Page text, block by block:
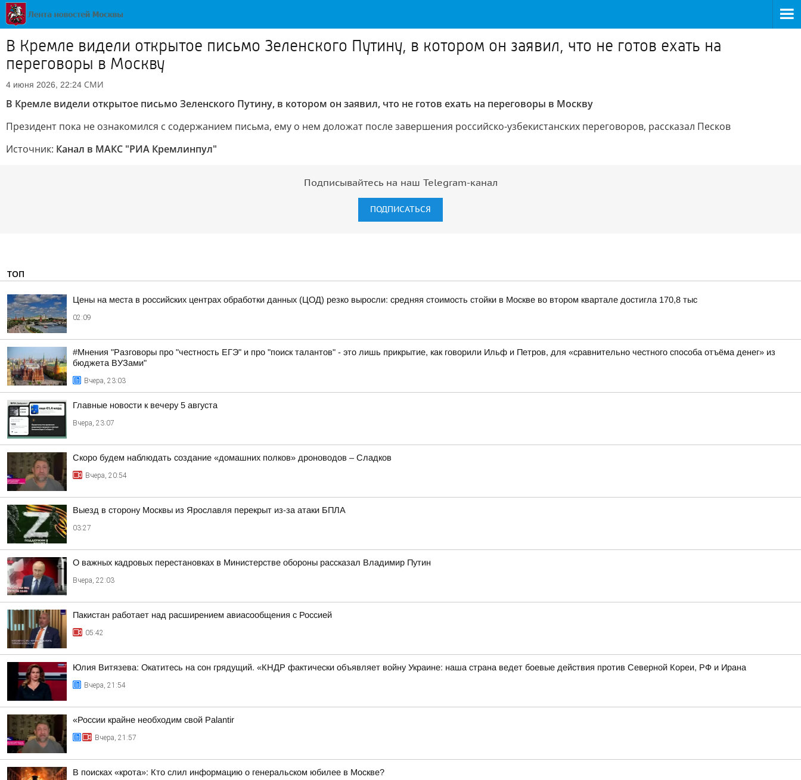
В Кремле видели открытое письмо Зеленского Путину, в котором он заявил, что не готов ехать на
переговоры в Москву
4 июня 2026, 22:24 СМИ
В Кремле видели открытое письмо Зеленского Путину, в котором он заявил, что не готов ехать на переговоры в Москву
Президент пока не ознакомился с содержанием письма, ему о нем доложат после завершения российско-узбекистанских переговоров, рассказал Песков
Источник: Канал в МАКС "РИА Кремлинпул"
Подписывайтесь на наш Telegram-канал
ПОДПИСАТЬСЯ
ТОП
Цены на места в российских центрах обработки данных (ЦОД) резко выросли: средняя стоимость стойки в Москве во втором квартале достигла 170,8 тыс
02:09
#Мнения "Разговоры про "честность ЕГЭ" и про "поиск талантов" - это лишь прикрытие, как говорили Ильф и Петров, для «сравнительно честного способа отъёма денег» из
бюджета ВУЗами"
Вчера, 23:03
Главные новости к вечеру 5 августа
Вчера, 23:07
Скоро будем наблюдать создание «домашних полков» дроноводов – Сладков
Вчера, 20:54
Выезд в сторону Москвы из Ярославля перекрыт из-за атаки БПЛА
03:27
О важных кадровых перестановках в Министерстве обороны рассказал Владимир Путин
Вчера, 22:03
Пакистан работает над расширением авиасообщения с Россией
05:42
Юлия Витязева: Окатитесь на сон грядущий. «КНДР фактически объявляет войну Украине: наша страна ведет боевые действия против Северной Кореи, РФ и Ирана
Вчера, 21:54
«России крайне необходим свой Palantir
Вчера, 21:57
В поисках «крота»: Кто слил информацию о генеральском юбилее в Москве?